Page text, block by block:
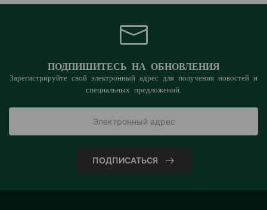
ПОДПИШИТЕСЬ НА ОБНОВЛЕНИЯ
Зарегистрируйте свой электронный адрес для получения новостей и
специальных предложений.
ПОДПИСАТЬСЯ